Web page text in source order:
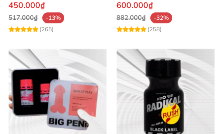
phẩm.
450.000₫
517.000₫
-13%
(265)
600.000₫
882.000₫
-32%
(258)